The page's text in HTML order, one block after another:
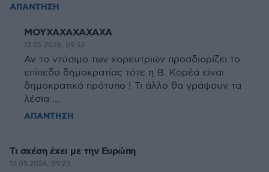
ΑΠΑΝΤΗΣΗ
ΜΟΥΧΑΧΑΧΑΧΑΧΑ
13.05.2026, 09:53
Αν το ντύσιμο των χορευτριών προσδιορίζει το
επίπεδο δημοκρατίας τότε η Β. Κορέα είναι
δημοκρατικό πρότυπο ! Τι άλλο θα γράψουν τα
λέσια ...
ΑΠΑΝΤΗΣΗ
Τι σχέση έχει με την Ευρώπη
13.05.2026, 09:23